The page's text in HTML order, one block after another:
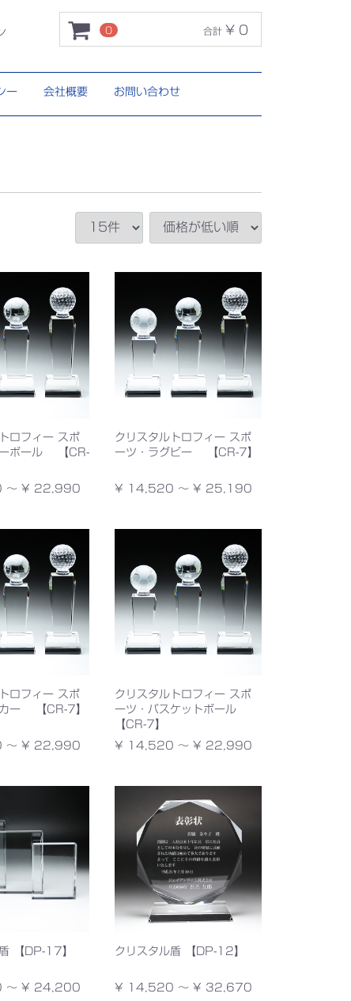
0 合計 ¥ 0
ー 会社概要 お問い合わせ
ロフィー スポ
ーボール 【CR-
～ ¥ 22,990
クリスタルトロフィー スポ
ーツ・ラグビー 【CR-7】
¥ 14,520 ～ ¥ 25,190
ロフィー スポ
ー 【CR-7】
～ ¥ 22,990
クリスタルトロフィー スポ
ーツ・バスケットボール
【CR-7】
¥ 14,520 ～ ¥ 22,990
【DP-17】
～ ¥ 24,200
クリスタル盾 【DP-12】
¥ 14,520 ～ ¥ 32,670